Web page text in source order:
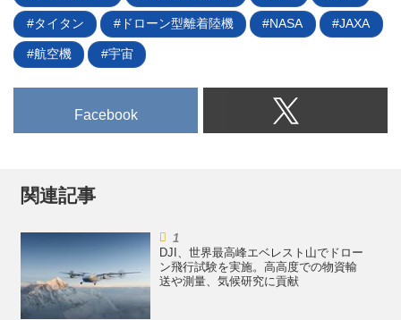
な夢のようなタイヤだが、その開
発の真意は使用済みタイヤの再利
プトの可能性を展望した。
タイタン ドローン型離着陸機 NASA JAXA
航空機 宇宙
Facebook
関連記事
DJI、世界最高峰エベレスト山でドロー
ン飛行試験を実施。高高度での物資輸
送や測量、気候研究に貢献